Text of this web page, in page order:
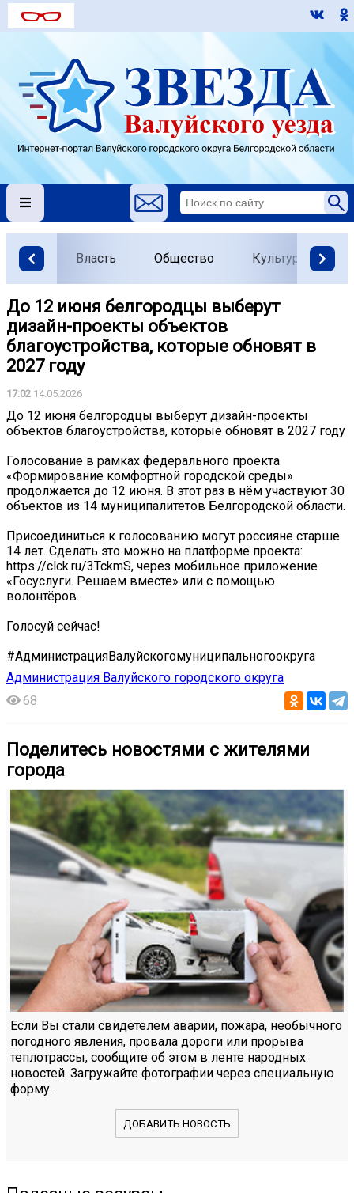
Власть Общество Культура
До 12 июня белгородцы выберут
дизайн-проекты объектов
благоустройства, которые обновят в
2027 году
17:02 14.05.2026
До 12 июня белгородцы выберут дизайн-проекты
объектов благоустройства, которые обновят в 2027 году
Голосование в рамках федерального проекта
«Формирование комфортной городской среды»
продолжается до 12 июня. В этот раз в нём участвуют 30
объектов из 14 муниципалитетов Белгородской области.
Присоединиться к голосованию могут россияне старше
14 лет. Сделать это можно на платформе проекта:
https://clck.ru/3TckmS, через мобильное приложение
«Госуслуги. Решаем вместе» или с помощью
волонтёров.
Голосуй сейчас!
#АдминистрацияВалуйскогомуниципальногоокруга
Администрация Валуйского городского округа
68
Поделитесь новостями с жителями
города
Если Вы стали свидетелем аварии, пожара, необычного
погодного явления, провала дороги или прорыва
теплотрассы, сообщите об этом в ленте народных
новостей. Загружайте фотографии через специальную
форму.
ДОБАВИТЬ НОВОСТЬ